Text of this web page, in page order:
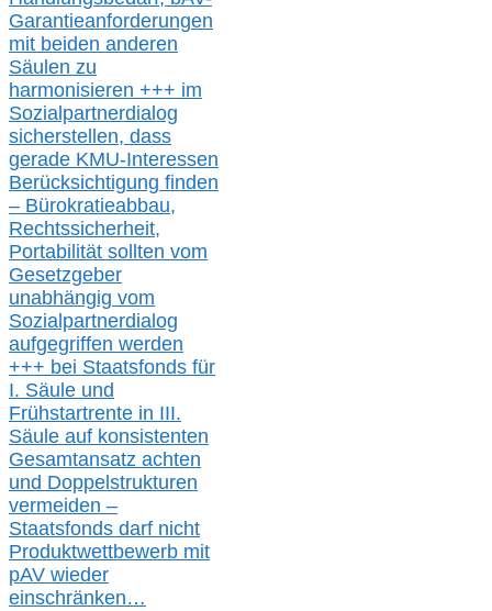
Garantieanforderungen
mit beiden anderen
Säulen zu
harmonisieren +++ im
Sozialpartnerdialog
sicherstellen, dass
gerade KMU-Interessen
Berücksichtigung finden
– Bürokratieabbau,
Rechtssicherheit,
Portabilität sollten vom
Gesetzgeber
unabhängig vom
Sozialpartnerdialog
aufgegriffen werden
+++ bei Staatsfonds für
I. Säule und
Frühstartrente in III.
Säule auf konsistenten
Gesamtansatz achten
und Doppelstrukturen
vermeiden –
Staatsfonds darf nicht
Produktwettbewerb mit
pAV wieder
einschränken…